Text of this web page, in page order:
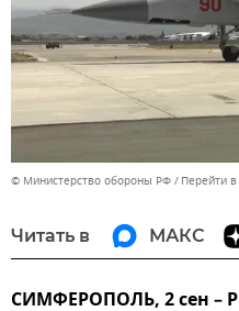
© Министерство обороны РФ Перейти
Читать в МАКС
СИМФЕРОПОЛЬ, 2 сен –